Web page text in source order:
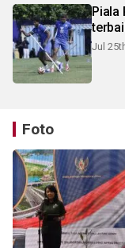
Piala
Jul
Foto